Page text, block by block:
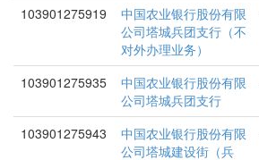
103901275919
中国农业银行股份有限
公司塔城兵团支行（不
对外办理业务）
103901275935
中国农业银行股份有限
公司塔城兵团支行
103901275943
中国农业银行股份有限
公司塔城建设街（兵